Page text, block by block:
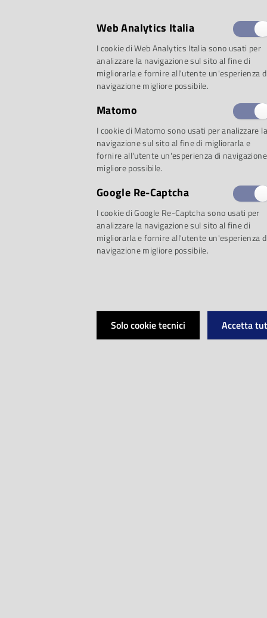
selezione:
Proposta 1: Va’,
Speciale sul coro
Verdi
Alberto Mattioli
Web Analytics Italia
I cookie di Web Analytics Italia sono usati per
analizzare la navigazione sul sito al fine di
migliorarla e fornire all'utente un'esperienza
navigazione migliore possibile.
Matomo
I cookie di Matomo sono usati per analizzare la
navigazione sul sito al fine di migliorarla e
fornire all'utente un'esperienza di navigazione
migliore possibile.
Google Re-Captcha
I cookie di Google Re-Captcha sono usati per
analizzare la navigazione sul sito al fine di
migliorarla e fornire all'utente un'esperienza
navigazione migliore possibile.
Solo cookie tecnici Accetta